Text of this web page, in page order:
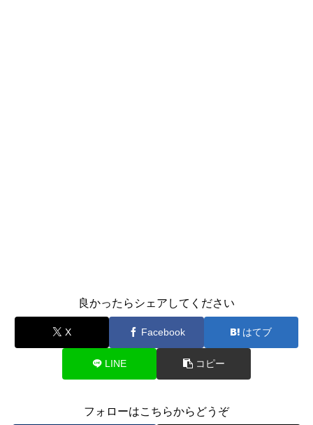
良かったらシェアしてください
X Facebook はてブ
LINE コピー
フォローはこちらからどうぞ